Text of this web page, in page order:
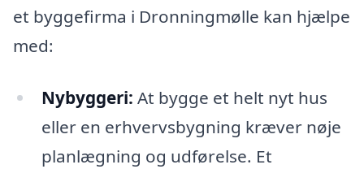
et byggefirma i Dronningmølle kan hjælpe
med:
Nybyggeri: At bygge et helt nyt hus
eller en erhvervsbygning kræver nøje
planlægning og udførelse. Et